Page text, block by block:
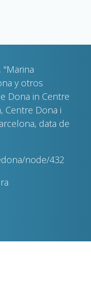
"Marina
y otros
Dona in Centre
Centre Dona i
data de
node/432